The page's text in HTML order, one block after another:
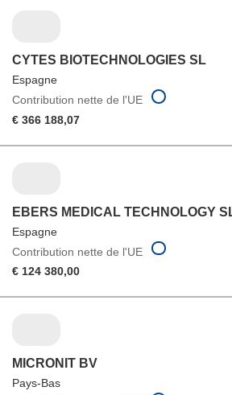
CYTES BIOTECHNOLOGIES SL
Espagne
Contribution nette de l'UE
€ 366 188,07
EBERS MEDICAL TECHNOLOGY
Espagne
Contribution nette de l'UE
€ 124 380,00
MICRONIT BV
Pays-Bas